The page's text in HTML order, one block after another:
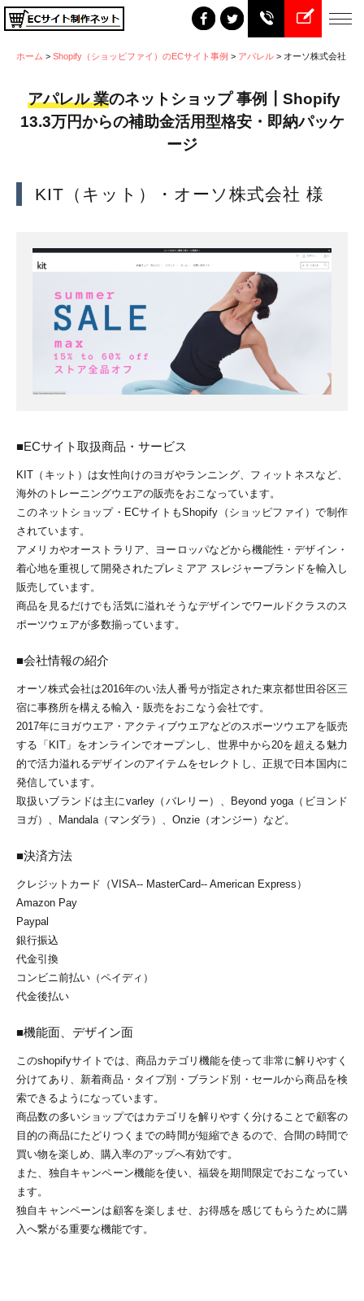
ホーム > Shopify（ショッピファイ）のECサイト事例 > アパレル > オーソ株式会社
アパレル 業のネットショップ 事例┃Shopify
13.3万円からの補助金活用型格安・即納パッケ
ージ
KIT（キット）・オーソ株式会社 様
■ECサイト取扱商品・サービス
KIT（キット）は女性向けのヨガやランニング、フィットネスなど、
海外のトレーニングウエアの販売をおこなっています。
このネットショップ・ECサイトもShopify（ショッピファイ）で制作
されています。
アメリカやオーストラリア、ヨーロッパなどから機能性・デザイン・
着心地を重視して開発されたプレミアア スレジャーブランドを輸入し
販売しています。
商品を見るだけでも活気に溢れそうなデザインでワールドクラスのス
ポーツウェアが多数揃っています。
■会社情報の紹介
オーソ株式会社は2016年のい法人番号が指定された東京都世田谷区三
宿に事務所を構える輸入・販売をおこなう会社です。
2017年にヨガウエア・アクティブウエアなどのスポーツウエアを販売
する「KIT」をオンラインでオープンし、世界中から20を超える魅力
的で活力溢れるデザインのアイテムをセレクトし、正規で日本国内に
発信しています。
取扱いブランドは主にvarley（バレリー）、Beyond yoga（ビヨンド
ヨガ）、Mandala（マンダラ）、Onzie（オンジー）など。
■決済方法
クレジットカード（VISA-- MasterCard-- American Express）
Amazon Pay
Paypal
銀行振込
代金引換
コンビニ前払い（ペイディ）
代金後払い
■機能面、デザイン面
このshopifyサイトでは、商品カテゴリ機能を使って非常に解りやすく
分けてあり、新着商品・タイプ別・ブランド別・セールから商品を検
索できるようになっています。
商品数の多いショップではカテゴリを解りやすく分けることで顧客の
目的の商品にたどりつくまでの時間が短縮できるので、合間の時間で
買い物を楽しめ、購入率のアップへ有効です。
また、独自キャンペーン機能を使い、福袋を期間限定でおこなってい
ます。
独自キャンペーンは顧客を楽しませ、お得感を感じてもらうために購
入へ繋がる重要な機能です。